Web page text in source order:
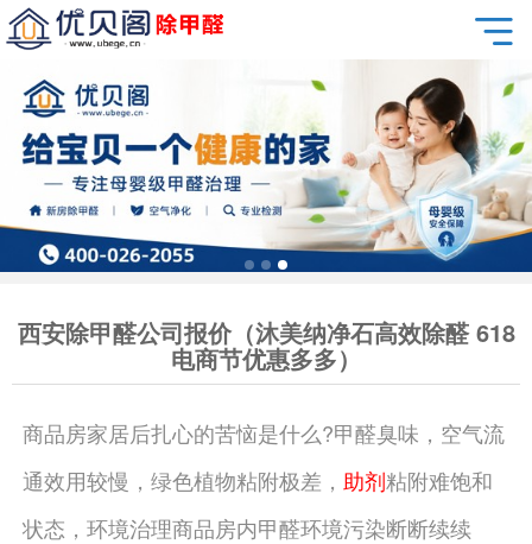
西安除甲醛公司报价（沐美纳净石高效除醛 618
电商节优惠多多）
商品房家居后扎心的苦恼是什么?甲醛臭味，空气流
通效用较慢，绿色植物粘附极差， 助剂粘附难饱和
状态，环境治理商品房内甲醛环境污染断断续续